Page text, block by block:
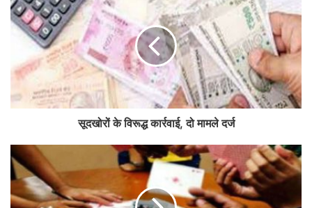
सूदखोरों के विरूद्ध कार्रवाई, दो मामले दर्ज